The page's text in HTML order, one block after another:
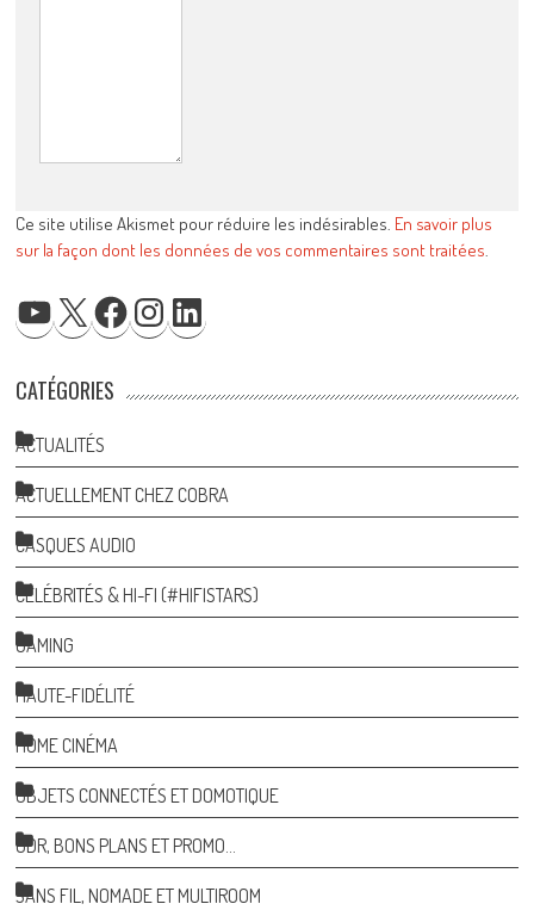
Ce site utilise Akismet pour réduire les indésirables. En savoir plus
sur la façon dont les données de vos commentaires sont traitées.
YOUTUBE FACEBOOKINSTAGRAM
CATÉGORIES
ACTUALITÉS
ACTUELLEMENT CHEZ COBRA
CASQUES AUDIO
CÉLÉBRITÉS & HI-FI (#HIFISTARS)
GAMING
HAUTE-FIDÉLITÉ
HOME CINÉMA
OBJETS CONNECTÉS ET DOMOTIQUE
ODR, BONS PLANS ET PROMO…
SANS FIL, NOMADE ET MULTIROOM